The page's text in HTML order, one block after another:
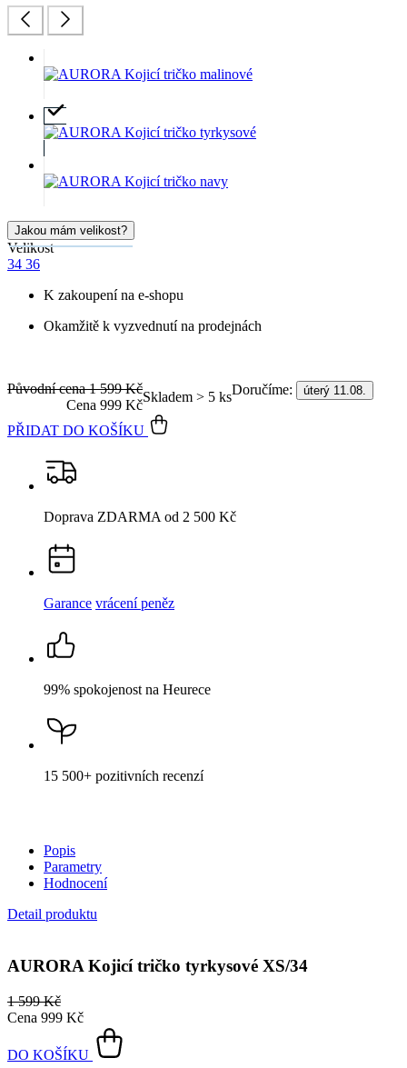
Jakou mám velikost?
Velikost
34 36
K zakoupení na e-shopu
Okamžitě k vyzvednutí na prodejnách
Skladem > 5 ksDoručíme: úterý 11.08.
Cena 999 Kč
Původní cena1 599 Kč
PŘIDAT DO KOŠÍKU
Doprava ZDARMA od 2 500 Kč
Garance vrácení peněz
99% spokojenost na Heurece
15 500+ pozitivních recenzí
Popis
Parametry
Hodnocení
Detail produktu
AURORA Kojicí tričko tyrkysové XS/34
1 599 Kč
Cena 999 Kč
DO KOŠÍKU